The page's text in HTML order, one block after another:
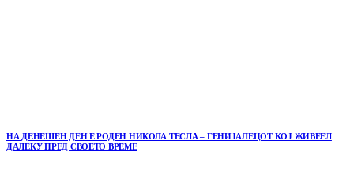
НА ДЕНЕШЕН ДЕН Е РОДЕН НИКОЛА ТЕСЛА – ГЕНИЈАЛЕЦОТ КОЈ ЖИВЕЕЛ
ДАЛЕКУ ПРЕД СВОЕТО ВРЕМЕ